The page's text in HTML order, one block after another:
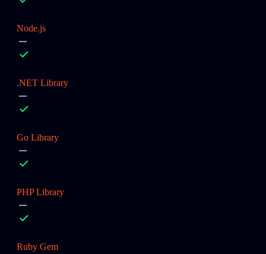
Node.js
.NET Library
Go Library
PHP Library
Ruby Gem